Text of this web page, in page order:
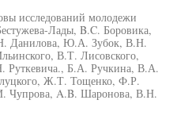
исследований молодежи
Лады, B.C. Боровика,
Данилова, Ю.А. Зубок, В.Н.
В.Т. Лисовского,
Б.А. Ручкина, В.А.
Ж.Т. Тощенко, Ф.Р.
Чупрова, A.B. Шаронова, В.Н.